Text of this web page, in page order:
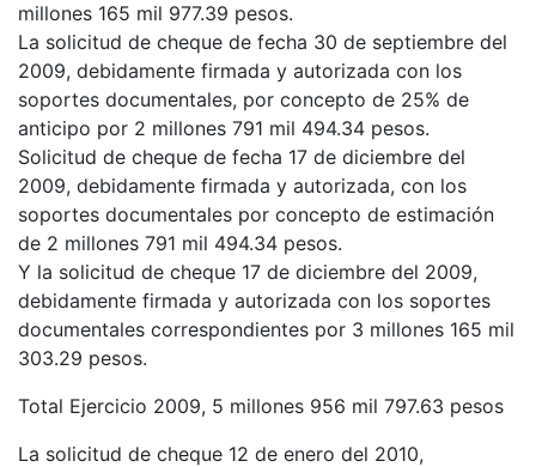
millones 165 mil 977.39 pesos.
La solicitud de cheque de fecha 30 de septiembre del
2009, debidamente firmada y autorizada con los
soportes documentales, por concepto de 25% de
anticipo por 2 millones 791 mil 494.34 pesos.
Solicitud de cheque de fecha 17 de diciembre del
2009, debidamente firmada y autorizada, con los
soportes documentales por concepto de estimación
de 2 millones 791 mil 494.34 pesos.
Y la solicitud de cheque 17 de diciembre del 2009,
debidamente firmada y autorizada con los soportes
documentales correspondientes por 3 millones 165 mil
303.29 pesos.
Total Ejercicio 2009, 5 millones 956 mil 797.63 pesos
La solicitud de cheque 12 de enero del 2010,